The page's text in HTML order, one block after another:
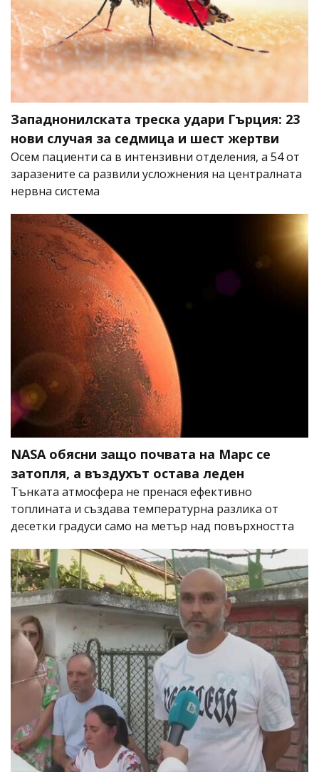
Западнонилската треска удари Гърция: 23
нови случая за седмица и шест жертви
Осем пациенти са в интензивни отделения, а 54 от
заразените са развили усложнения на централната
нервна система
NASA обясни защо почвата на Марс се
затопля, а въздухът остава леден
Тънката атмосфера не пренася ефективно
топлината и създава температурна разлика от
десетки градуси само на метър над повърхността